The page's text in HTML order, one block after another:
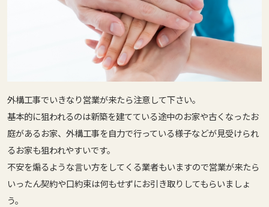
外構工事でいきなり営業が来たら注意して下さい。
基本的に狙われるのは新築を建てている途中のお家や古くなったお
庭があるお家、外構工事を自力で行っている様子などが見受けられ
るお家も狙われやすいです。
不安を煽るような言い方をしてくる業者もいますので営業が来たら
いったん契約や口約束は何もせずにお引き取りしてもらいましょ
う。